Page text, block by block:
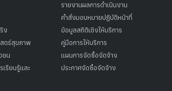
ง
ตร์สุขภาพ
ชน
เรียนรู้และ
รายงานผลการดำเนินงาน
คำสั่งมอบหมายปฏิบัติหน้าที่
ข้อมูลสถิติเชิงให้บริการ
คู่มือการให้บริการ
แผนการจัดซื้อจัดจ้าง
ประกาศจัดซื้อจัดจ้าง